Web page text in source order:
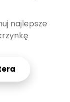
najlepsze